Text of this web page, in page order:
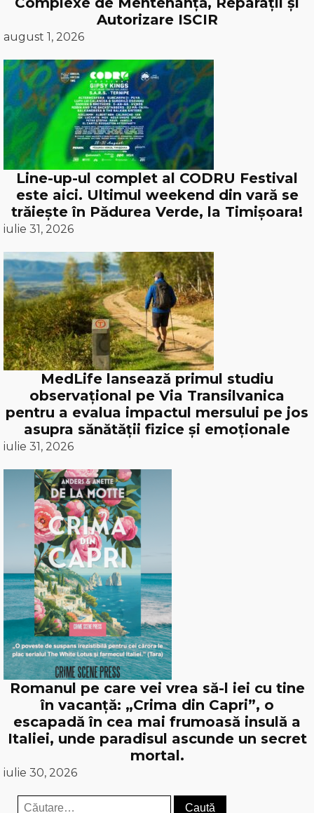
Autorizare ISCIR
august 1, 2026
Line-up-ul complet al CODRU Festival
este aici. Ultimul weekend din vară se
trăiește în Pădurea Verde, la Timișoara!
iulie 31, 2026
MedLife lansează primul studiu
observațional pe Via Transilvanica
pentru a evalua impactul mersului pe jos
asupra sănătății fizice și emoționale
iulie 31, 2026
Romanul pe care vei vrea să-l iei cu tine
în vacanță: „Crima din Capri”, o
escapadă în cea mai frumoasă insulă a
Italiei, unde paradisul ascunde un secret
mortal.
iulie 30, 2026
Caută